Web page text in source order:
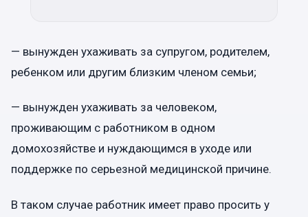
— вынужден ухаживать за супругом, родителем,
ребенком или другим близким членом семьи;
— вынужден ухаживать за человеком,
проживающим с работником в одном
домохозяйстве и нуждающимся в уходе или
поддержке по серьезной медицинской причине.
В таком случае работник имеет право просить у